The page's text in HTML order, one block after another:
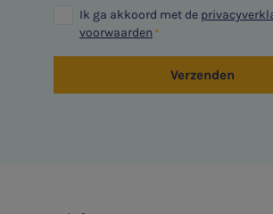
Agro
Ik ga akkoord met de
voorwaarden
Verzenden